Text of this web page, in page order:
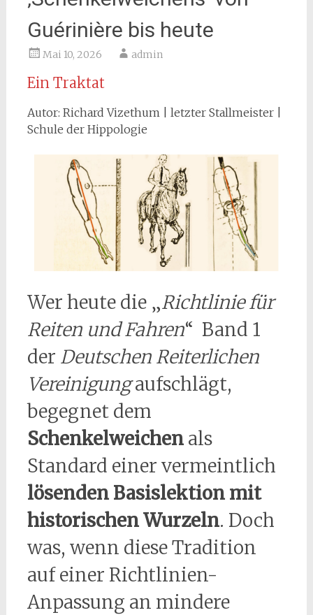
Guérinière bis heute
Mai 10, 2026 admin
Ein Traktat
Autor: Richard Vizethum | letzter Stallmeister |
Schule der Hippologie
Wer heute die „Richtlinie für
Reiten und Fahren“ Band 1
der Deutschen Reiterlichen
Vereinigungaufschlägt,
begegnet dem
Schenkelweichenals
Standard einer vermeintlich
lösenden Basislektion mit
historischen Wurzeln. Doch
was, wenn diese Tradition
auf einer Richtlinien-
Anpassung an mindere